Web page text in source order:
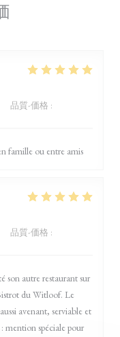
品質-価格 :
famille ou entre amis
品質-価格 :
son autre restaurant sur
du Witloof. Le
avenant, serviable et
mention spéciale pour